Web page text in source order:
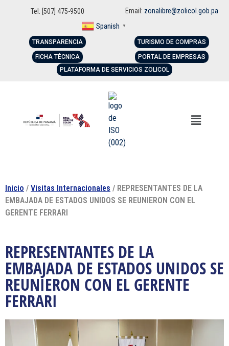
Tel: [507] 475-9500 Email: zonalibre@zolicol.gob.pa
Spanish ▼
TRANSPARENCIA
FICHA TÉCNICA
TURISMO DE COMPRAS
PORTAL DE EMPRESAS
PLATAFORMA DE SERVICIOS ZOLICOL
Inicio / Visitas Internacionales / REPRESENTANTES DE LA
EMBAJADA DE ESTADOS UNIDOS SE REUNIERON CON EL
GERENTE FERRARI
REPRESENTANTES DE LA
EMBAJADA DE ESTADOS UNIDOS SE
REUNIERON CON EL GERENTE
FERRARI